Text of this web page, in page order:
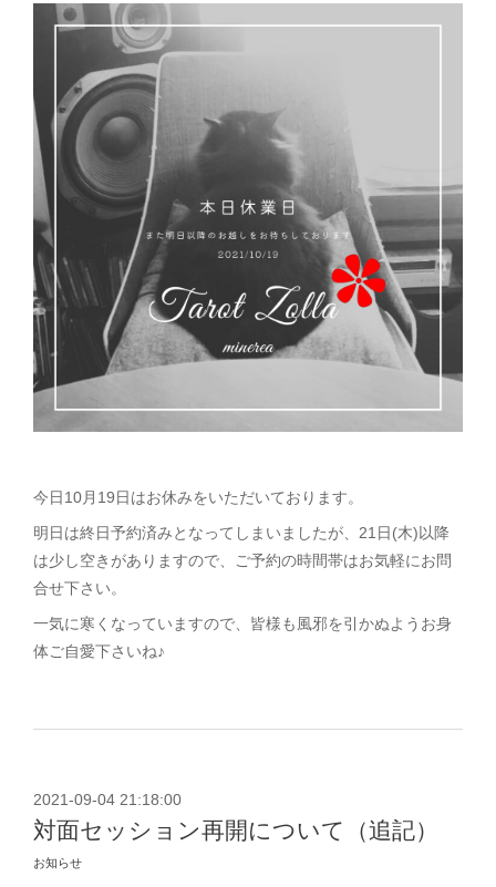
今日10月19日はお休みをいただいております。
明日は終日予約済みとなってしまいましたが、21日(木)以降
は少し空きがありますので、ご予約の時間帯はお気軽にお問
合せ下さい。
一気に寒くなっていますので、皆様も風邪を引かぬようお身
体ご自愛下さいね♪
2021-09-04 21:18:00
対面セッション再開について（追記）
お知らせ